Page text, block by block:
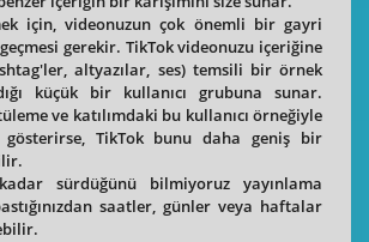
için, videonuzun çok önemli bir gayri
gerekir. TikTok videonuzu içeriğine
altyazılar, ses) temsili bir örnek
küçük bir kullanıcı grubuna sunar.
ve katılımdaki bu kullanıcı örneğiyle
TikTok bunu daha geniş bir
sürdüğünü bilmiyoruz yayınlama
saatler, günler veya haftalar